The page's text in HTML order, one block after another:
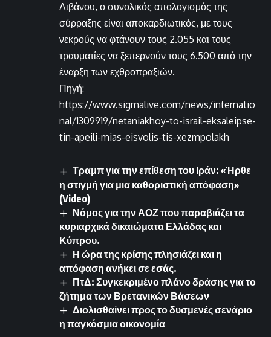
Λιβάνου, ο συνολικός απολογισμός της
σύρραξης είναι αποκαρδιωτικός, με τους
νεκρούς να φτάνουν τους 2.055 και τους
τραυματίες να ξεπερνούν τους 6.500 από την
έναρξη των εχθροπραξιών.
Πηγή:
https://www.sigmalive.com/news/internatio
nal/1309919/netaniakhoy-to-israil-eksaleipse-
tin-apeili-mias-eisvolis-tis-xezmpolakh
Τραμπ για την επίθεση του Ιράν: «Ήρθε
η στιγμή για μια καθοριστική απόφαση»
(Video)
Νόμος για την ΑΟΖ που παραβιάζει τα
κυριαρχικά δικαιώματα Ελλάδας και
Κύπρου.
Η ώρα της κρίσης πλησιάζει και η
απόφαση ανήκει σε εσάς.
ΠτΔ: Συγκεκριμένο πλάνο δράσης για το
ζήτημα των Βρετανικών Βάσεων
Διολισθαίνει προς το δυσμενές σενάριο
η παγκόσμια οικονομία